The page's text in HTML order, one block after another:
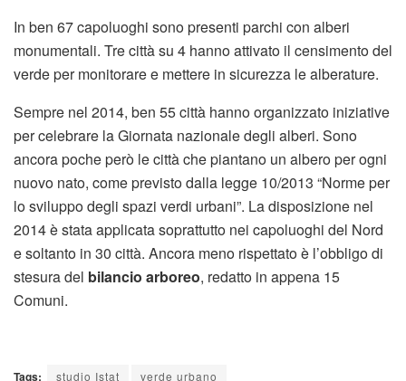
In ben 67 capoluoghi sono presenti parchi con alberi
monumentali. Tre città su 4 hanno attivato il censimento del
verde per monitorare e mettere in sicurezza le alberature.
Sempre nel 2014, ben 55 città hanno organizzato iniziative
per celebrare la Giornata nazionale degli alberi. Sono
ancora poche però le città che piantano un albero per ogni
nuovo nato, come previsto dalla legge 10/2013 “Norme per
lo sviluppo degli spazi verdi urbani”. La disposizione nel
2014 è stata applicata soprattutto nei capoluoghi del Nord
e soltanto in 30 città. Ancora meno rispettato è l’obbligo di
stesura del bilancio arboreo, redatto in appena 15
Comuni.
Tags: studio Istat verde urbano